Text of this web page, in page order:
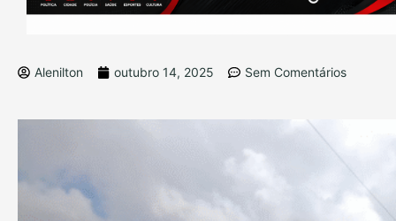
Alenilton outubro 14, 2025 Sem Comentários